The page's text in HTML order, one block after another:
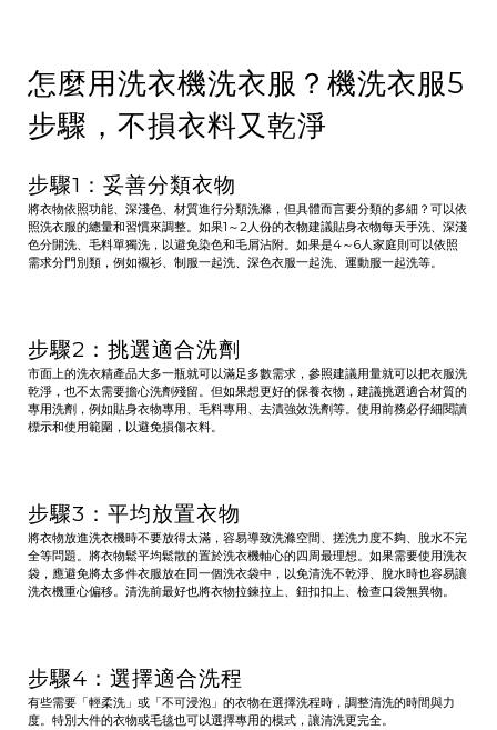
怎麼用洗衣機洗衣服？機洗衣服5
步驟，不損衣料又乾淨
步驟1：妥善分類衣物
將衣物依照功能、深淺色、材質進行分類洗滌，但具體而言要分類的多細？可以依
照洗衣服的總量和習慣來調整。如果1～2人份的衣物建議貼身衣物每天手洗、深淺
色分開洗、毛料單獨洗，以避免染色和毛屑沾附。如果是4～6人家庭則可以依照
需求分門別類，例如襯衫、制服一起洗、深色衣服一起洗、運動服一起洗等。
步驟2：挑選適合洗劑
市面上的洗衣精產品大多一瓶就可以滿足多數需求，參照建議用量就可以把衣服洗
乾淨，也不太需要擔心洗劑殘留。但如果想更好的保養衣物，建議挑選適合材質的
專用洗劑，例如貼身衣物專用、毛料專用、去漬強效洗劑等。使用前務必仔細閱讀
標示和使用範圍，以避免損傷衣料。
步驟3：平均放置衣物
將衣物放進洗衣機時不要放得太滿，容易導致洗滌空間、搓洗力度不夠、脫水不完
全等問題。將衣物鬆平均鬆散的置於洗衣機軸心的四周最理想。如果需要使用洗衣
袋，應避免將太多件衣服放在同一個洗衣袋中，以免清洗不乾淨、脫水時也容易讓
洗衣機重心偏移。清洗前最好也將衣物拉鍊拉上、鈕扣扣上、檢查口袋無異物。
步驟4：選擇適合洗程
有些需要「輕柔洗」或「不可浸泡」的衣物在選擇洗程時，調整清洗的時間與力
度。特別大件的衣物或毛毯也可以選擇專用的模式，讓清洗更完全。